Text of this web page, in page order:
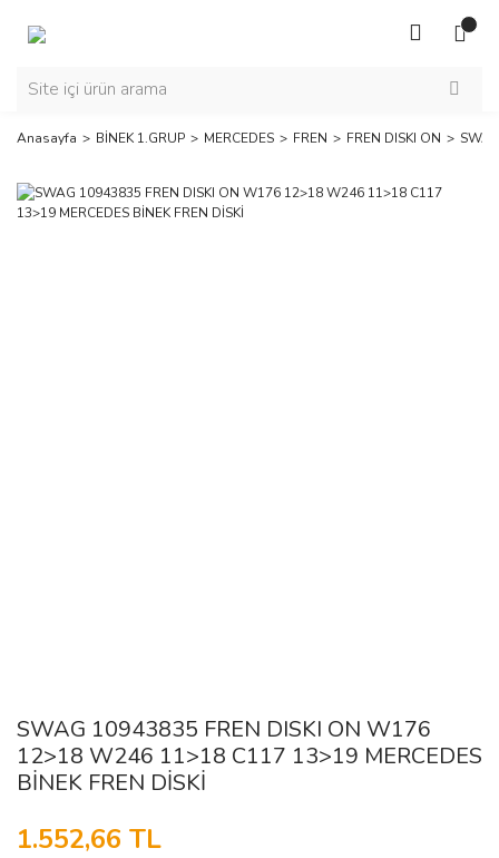
Anasayfa BİNEK 1.GRUP MERCEDES FREN FREN DISKI ON
SWAG 10943835 FREN DISKI ON W176
12>18 W246 11>18 C117 13>19 MERCEDES
BİNEK FREN DİSKİ
1.552,66 TL